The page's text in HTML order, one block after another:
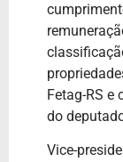
Fetag-RS
do
Vice-